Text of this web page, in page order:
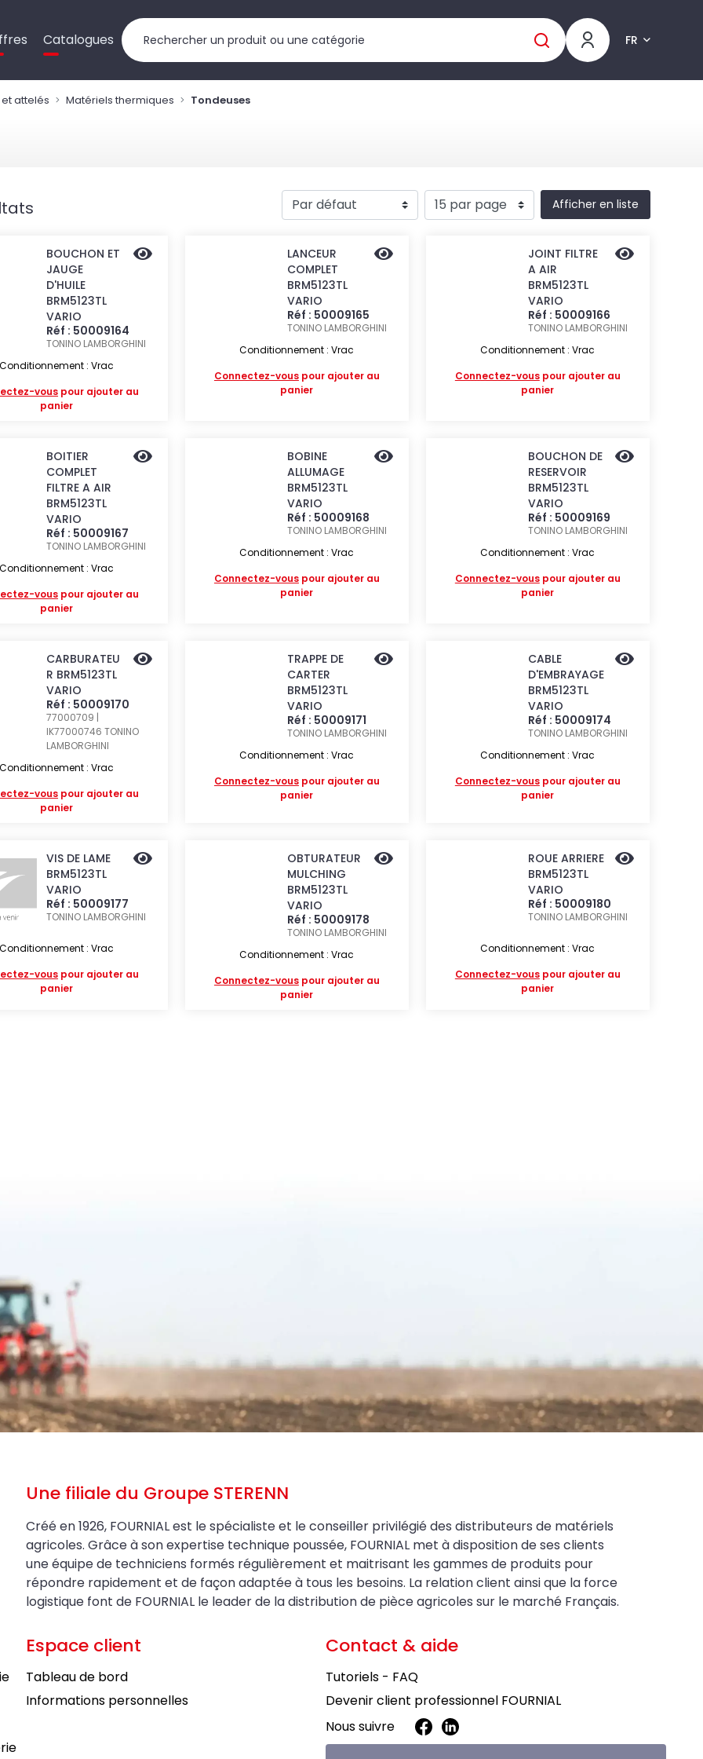
Catalogues FR
attelés Matériels thermiques Tondeuses
Afficher en liste
BOUCHON ET
JAUGE
D'HUILE
BRM5123TL
VARIO
Réf : 50009164
TONINO LAMBORGHINI
Conditionnement : Vrac
vous pour ajouter au
panier
LANCEUR
COMPLET
BRM5123TL
VARIO
Réf : 50009165
TONINO LAMBORGHINI
Conditionnement : Vrac
Connectez-vouspour ajouter au
panier
JOINT FILTRE
A AIR
BRM5123TL
VARIO
Réf : 50009166
TONINO LAMBORGHINI
Conditionnement : Vrac
Connectez-vouspour ajouter au
panier
BOITIER
COMPLET
FILTRE A AIR
BRM5123TL
VARIO
Réf : 50009167
TONINO LAMBORGHINI
Conditionnement : Vrac
vous pour ajouter au
panier
BOBINE
ALLUMAGE
BRM5123TL
VARIO
Réf : 50009168
TONINO LAMBORGHINI
Conditionnement : Vrac
Connectez-vouspour ajouter au
panier
BOUCHON DE
RESERVOIR
BRM5123TL
VARIO
Réf : 50009169
TONINO LAMBORGHINI
Conditionnement : Vrac
Connectez-vouspour ajouter au
panier
CARBURATEU
R BRM5123TL
VARIO
Réf : 50009170
77000709 |
IK77000746TONINO
LAMBORGHINI
Conditionnement : Vrac
vous pour ajouter au
panier
TRAPPE DE
CARTER
BRM5123TL
VARIO
Réf : 50009171
TONINO LAMBORGHINI
Conditionnement : Vrac
Connectez-vouspour ajouter au
panier
CABLE
D'EMBRAYAGE
BRM5123TL
VARIO
Réf : 50009174
TONINO LAMBORGHINI
Conditionnement : Vrac
Connectez-vouspour ajouter au
panier
VIS DE LAME
BRM5123TL
VARIO
Réf : 50009177
TONINO LAMBORGHINI
Conditionnement : Vrac
vous pour ajouter au
panier
OBTURATEUR
MULCHING
BRM5123TL
VARIO
Réf : 50009178
TONINO LAMBORGHINI
Conditionnement : Vrac
Connectez-vouspour ajouter au
panier
ROUE ARRIERE
BRM5123TL
VARIO
Réf : 50009180
TONINO LAMBORGHINI
Conditionnement : Vrac
Connectez-vouspour ajouter au
panier
Une filiale du Groupe STERENN
Créé en 1926, FOURNIAL est le spécialiste et le conseiller privilégié des distributeurs de matériels
agricoles. Grâce à son expertise technique poussée, FOURNIAL met à disposition de ses clients
une équipe de techniciens formés régulièrement et maitrisant les gammes de produits pour
répondre rapidement et de façon adaptée à tous les besoins. La relation client ainsi que la force
logistique font de FOURNIAL le leader de la distribution de pièce agricoles sur le marché Français.
Espace client
Tableau de bord
Informations personnelles
Contact & aide
Tutoriels - FAQ
Devenir client professionnel FOURNIAL
Nous suivre